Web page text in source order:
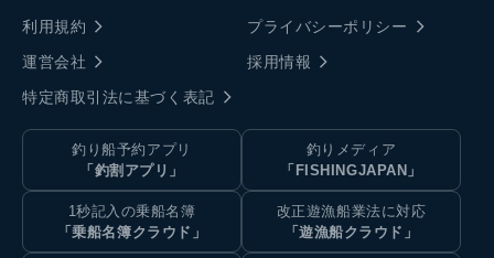
利用規約
プライバシーポリシー
運営会社
採用情報
特定商取引法に基づく表記
釣り船予約アプリ
「釣割アプリ」
釣りメディア
「FISHINGJAPAN」
1秒記入の乗船名簿
「乗船名簿クラウド」
改正遊漁船業法に対応
「遊漁船クラウド」